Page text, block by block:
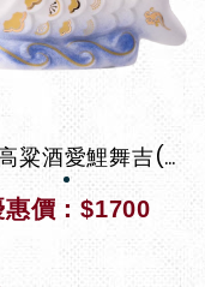
玉山 高粱酒愛鯉舞吉(白)
惠價：$1700